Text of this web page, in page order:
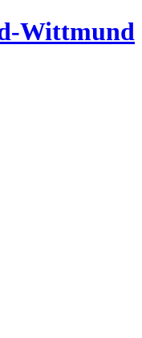
Wittmund